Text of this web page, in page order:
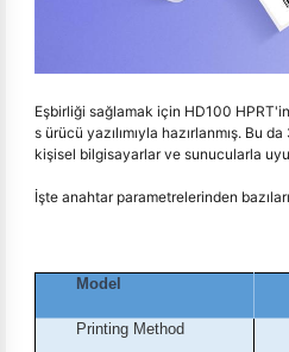
Eşbirliği sağlamak için HD100
s ürücü yazılımıyla hazırlanmış. Bu
kişisel bilgisayarlar ve sunucularla
İşte anahtar parametrelerinden
Model
Printing Method